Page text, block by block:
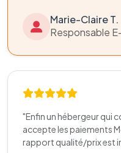
Marie-Claire T.
Responsable
"Enfin un hébergeur qui
accepte les paiements
rapport qualité/prix est